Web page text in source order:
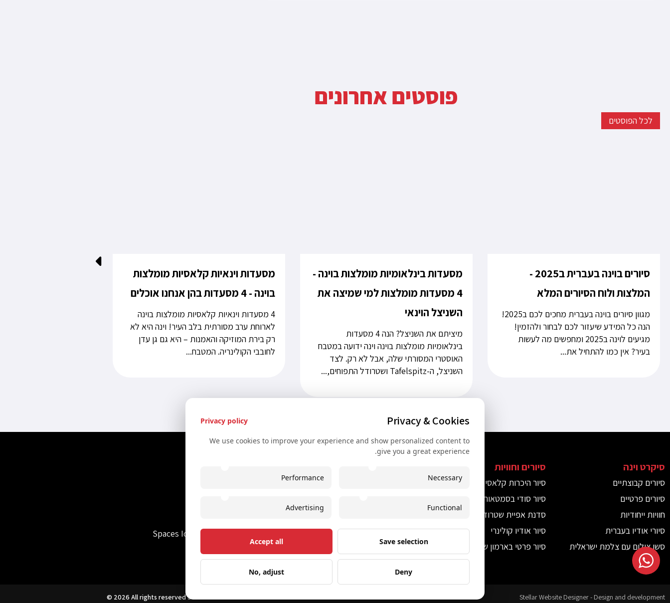
פוסטים אחרונים
לכל הפוסטים
סיורים בוינה בעברית ב2025 -
המלצות ולוח הסיורים המלא
מגוון סיורים בוינה בעברית מחכים לכם ב2025!
הנה כל המידע שיעזור לכם לבחור ולהזמין!
מגיעים לוינה ב2025 ומחפשים מה לעשות
בעיר? אין כמו להתחיל את...
מסעדות בינלאומיות מומלצות בוינה -
4 מסעדות מומלצות למי שמיצה את
השניצל הוינאי
מיציתם את השניצל? הנה 4 מסעדות
בינלאומיות מומלצות בוינה וינה ידועה במטבח
האוסטרי המסורתי שלה, אבל לא רק. לצד
השניצל, ה-Tafelspitz ושטרודל התפוחים,...
מסעדות וינאיות קלאסיות מומלצות
בוינה - 4 מסעדות בהן אנחנו אוכלים
4 מסעדות וינאיות קלאסיות מומלצות בוינה
לארוחת ערב מסורתית בלב העיר! וינה היא לא
רק בירת המוזיקה והאמנות – היא גם גן עדן
לחובבי הקולינריה. המטבח...
סיקרט וינה
סיורים קבוצתיים
סיורים פרטיים
חוויות ייחודיות
סיורי אודיו בעברית
סשן צילום עם צלמת ישראלית
סיורים וחוויות
סיור היכרות קלאסי
סיור סודי בסמטאות וינה
סדנת אפיית שטרודל
סיור אודיו קולינרי
סיור פרטי בארמון שונברון
שירות הפקת אירועים לקבוצות
שירותים שימושיים והמלצות
חוויות ייחודיות מהשותפים שלנו
+43 67761612322
Spaces Icon Tower at Hauptbahnhof
Stellar Website Designer - Design and development
© 2026 All rights reservedSecret Vienna Tours
Privacy & Cookies
Privacy policy
We use cookies to improve your experience and show personalized content to
give you a great experience.
Necessary
Performance
Functional
Advertising
Save selection
Accept all
Deny
No, adjust